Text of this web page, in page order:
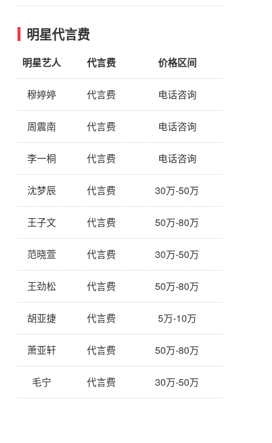
明星代言费
明星艺人 代言费 价格区间
穆婷婷 代言费 电话咨询
周震南 代言费 电话咨询
李一桐 代言费 电话咨询
沈梦辰 代言费 30万-50万
王子文 代言费 50万-80万
范晓萱 代言费 30万-50万
王劲松 代言费 50万-80万
胡亚捷 代言费 5万-10万
萧亚轩 代言费 50万-80万
毛宁 代言费 30万-50万